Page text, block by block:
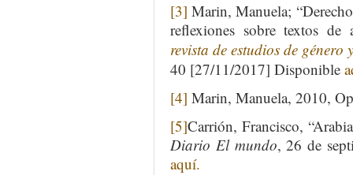
[3] Marin, Manuela;
reflexiones sobre textos
revista de estudios de género
40 [27/11/2017] Disponible
[4] Marin, Manuela, 2010,
[5]Carrión, Francisco,
Diario El mundo, 26 de
aquí.